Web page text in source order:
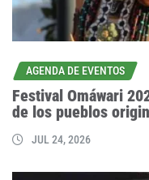
AGENDA DE EVENTOS
Festival Omáwari
de los pueblos
JUL 24, 2026